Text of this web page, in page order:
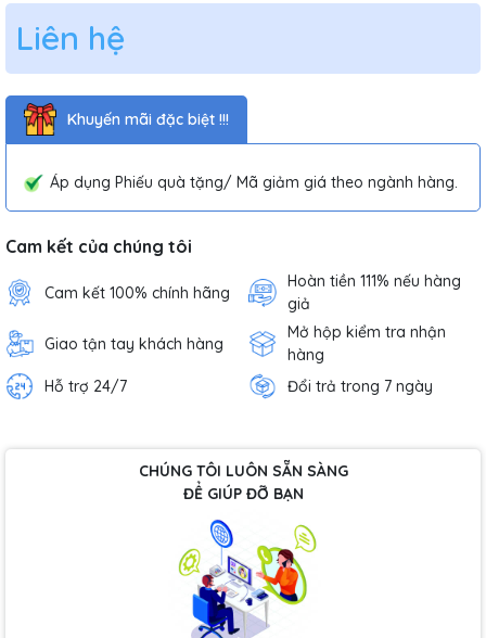
Liên hệ
Khuyến mãi đặc biệt !!!
Áp dụng Phiếu quà tặng/ Mã giảm giá theo ngành hàng.
Cam kết của chúng tôi
Cam kết 100% chính hãng
Hoàn tiền 111% nếu hàng
giả
Giao tận tay khách hàng
Mở hộp kiểm tra nhận
hàng
Hỗ trợ 24/7
Đổi trả trong 7 ngày
CHÚNG TÔI LUÔN SẴN SÀNG
ĐỂ GIÚP ĐỠ BẠN